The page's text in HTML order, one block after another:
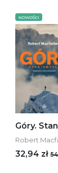
NOWOŚCI
Góry.
Robert
32,94 zł